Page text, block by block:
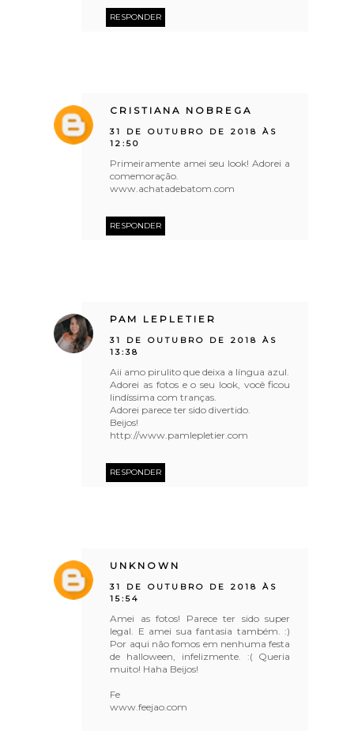
RESPONDER
CRISTIANA NOBREGA
31 DE OUTUBRO DE 2018 ÀS
12:50
Primeiramente amei seu look! Adorei a
comemoração.
www.achatadebatom.com
RESPONDER
PAM LEPLETIER
31 DE OUTUBRO DE 2018 ÀS
13:38
Aii amo pirulito que deixa a língua azul.
Adorei as fotos e o seu look, você ficou
lindíssima com tranças.
Adorei parece ter sido divertido.
Beijos!
http://www.pamlepletier.com
RESPONDER
UNKNOWN
31 DE OUTUBRO DE 2018 ÀS
15:54
Amei as fotos! Parece ter sido super
legal. E amei sua fantasia também. :)
Por aqui não fomos em nenhuma festa
de halloween, infelizmente. :( Queria
muito! Haha Beijos!
Fe
www.feejao.com